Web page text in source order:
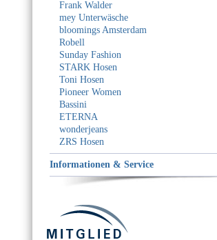
Frank Walder
mey Unterwäsche
bloomings Amsterdam
Robell
Sunday Fashion
STARK Hosen
Toni Hosen
Pioneer Women
Bassini
ETERNA
wonderjeans
ZRS Hosen
Informationen & Service